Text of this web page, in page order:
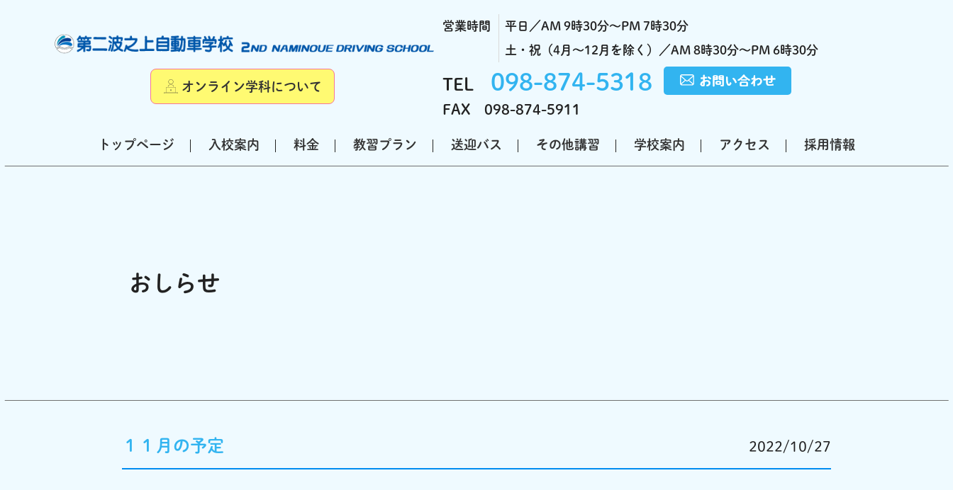
オンライン学科について
営業時間
平日／AM 9時30分～PM 7時30分
土・祝（4月～12月を除く）／AM 8時30分～PM 6時30分
TEL 098-874-5318
FAX 098-874-5911
トップページ 入校案内 料金 教習プラン 送迎バス その他講習 学校案内 アクセス 採用情報
おしらせ
１１月の予定 2022/10/27